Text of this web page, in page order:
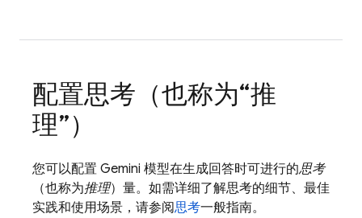
配置思考（也称为“推
理”）
您可以配置 Gemini 模型在生成回答时可进行的思考
（也称为推理）量。如需详细了解思考的细节、最佳
实践和使用场景，请参阅思考一般指南。